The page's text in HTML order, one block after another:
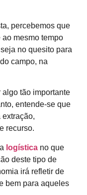
percebemos que
mesmo tempo
no quesito para
campo, na
tão importante
entende-se que
recurso.
logística no que
deste tipo de
irá refletir de
bem para aqueles